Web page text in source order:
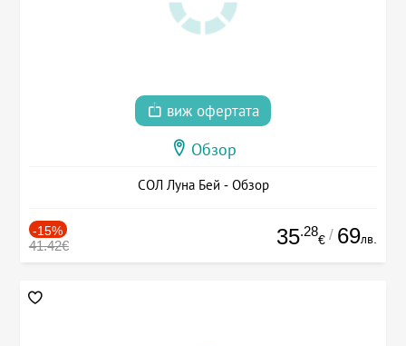
виж офертата
Обзор
СОЛ Луна Бей - Обзор
-15%
41.42€ 35.28
€ / 69лв.